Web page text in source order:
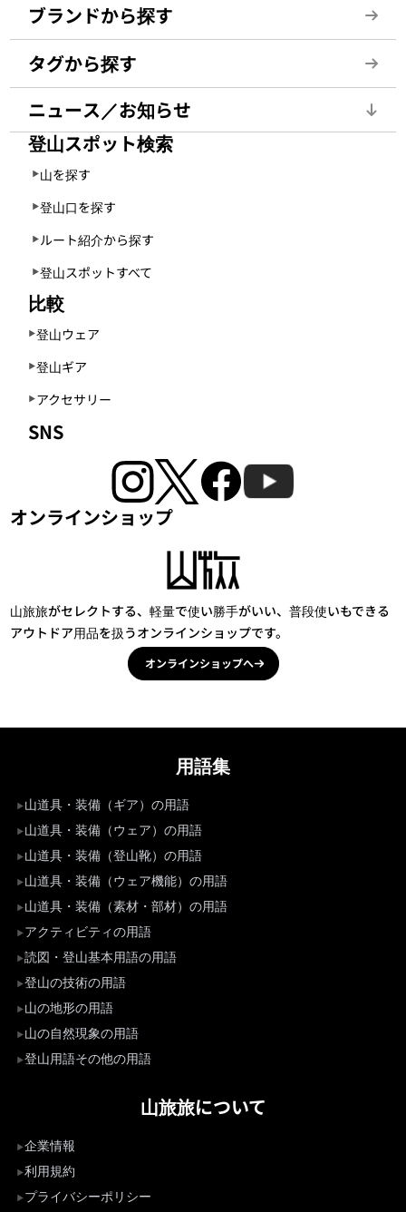
ブランドから探す
タグから探す
ニュース／お知らせ
登山スポット検索
山を探す
登山口を探す
ルート紹介から探す
登山スポットすべて
比較
登山ウェア
登山ギア
アクセサリー
SNS
オンラインショップ
山旅旅がセレクトする、軽量で使い勝手がいい、普段使いもできる
アウトドア用品を扱うオンラインショップです。
オンラインショップへ
用語集
山道具・装備（ギア）の用語
山道具・装備（ウェア）の用語
山道具・装備（登山靴）の用語
山道具・装備（ウェア機能）の用語
山道具・装備（素材・部材）の用語
アクティビティの用語
読図・登山基本用語の用語
登山の技術の用語
山の地形の用語
山の自然現象の用語
登山用語その他の用語
山旅旅について
企業情報
利用規約
プライバシーポリシー